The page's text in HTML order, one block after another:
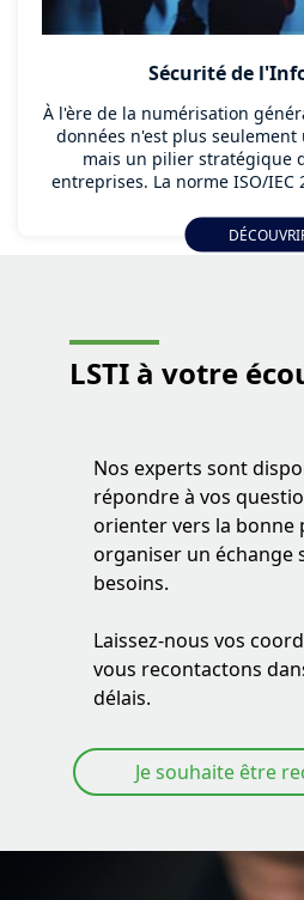
Sécurité de
À l'ère de la numérisation
données n'est plus
mais un pilier stratégique
entreprises. La norme ISO/IEC
Système de
l'Information (SMSI)
Notre mission est de
processus de sécurité à
impartial et à forte valeur
LSTI à votre
Nos experts sont
répondre à vos
orienter vers la bonne
organiser un échange
besoins.
Laissez-nous vos
vous recontactons
délais.
Je souhaite être